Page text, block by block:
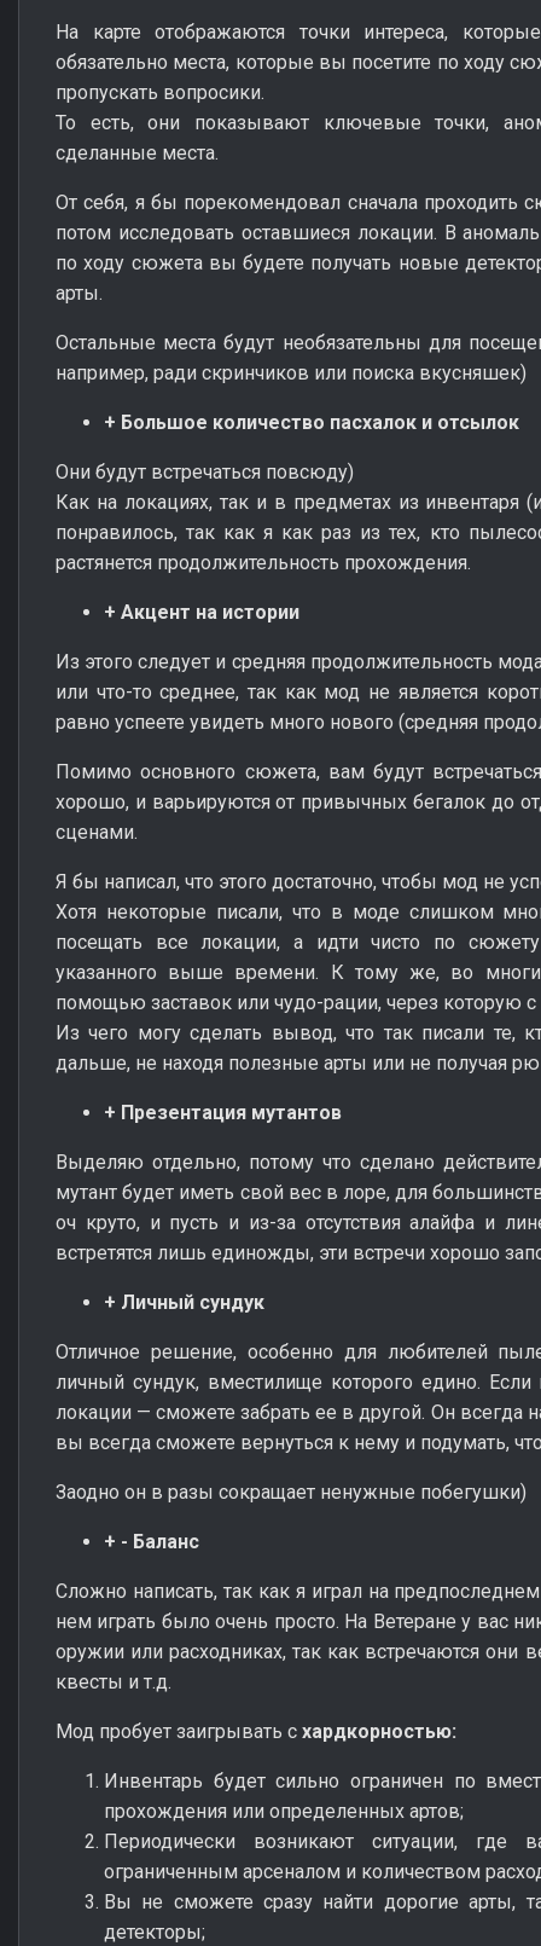
На карте отображаются точки интереса,
обязательно места, которые вы посетите по ходу
пропускать вопросики.
То есть, они показывают ключевые точки,
сделанные места.
От себя, я бы порекомендовал сначала
потом исследовать оставшиеся локации. В
по ходу сюжета вы будете получать новые
арты.
Остальные места будут необязательны для
например, ради скринчиков или поиска вкусняшек)
+ Большое количество пасхалок и отсылок
Они будут встречаться повсюду)
Как на локациях, так и в предметах из инвентаря
понравилось, так как я как раз из тех, кто
растянется продолжительность прохождения.
+ Акцент на истории
Из этого следует и средняя продолжительность
или что-то среднее, так как мод не является
равно успеете увидеть много нового (средняя
Помимо основного сюжета, вам будут
хорошо, и варьируются от привычных бегалок до
сценами.
Я бы написал, что этого достаточно, чтобы мод не
Хотя некоторые писали, что в моде слишком
посещать все локации, а идти чисто по
указанного выше времени. К тому же, во
помощью заставок или чудо-рации, через которую
Из чего могу сделать вывод, что так писали те,
дальше, не находя полезные арты или не получая
+ Презентация мутантов
Выделяю отдельно, потому что сделано
мутант будет иметь свой вес в лоре, для
оч круто, и пусть и из-за отсутствия алайфа и
встретятся лишь единожды, эти встречи хорошо
+ Личный сундук
Отличное решение, особенно для любителей
личный сундук, вместилище которого едино.
локации — сможете забрать ее в другой. Он всегда
вы всегда сможете вернуться к нему и подумать,
Заодно он в разы сокращает ненужные побегушки)
+ - Баланс
Сложно написать, так как я играл на
нем играть было очень просто. На Ветеране у вас
оружии или расходниках, так как встречаются они
квесты и т.д.
Мод пробует заигрывать с хардкорностью:
Инвентарь будет сильно ограничен по
прохождения или определенных артов;
Периодически возникают ситуации, где
ограниченным арсеналом и количеством
Вы не сможете сразу найти дорогие арты,
детекторы;